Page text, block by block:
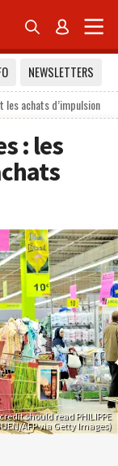
 
NEWSLETTERS
achats d’impulsion
: les
should read PHILIPPE
AFP via Getty Images)